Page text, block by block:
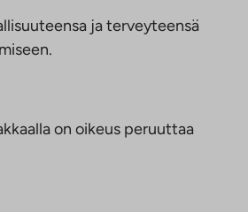
ja terveyteensä
on oikeus peruuttaa